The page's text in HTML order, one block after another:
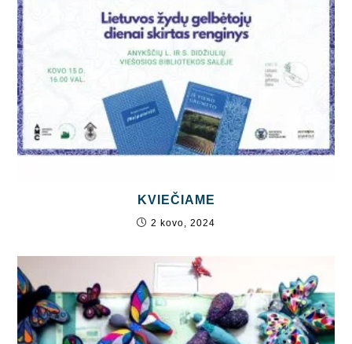
KVIEČIAME
2 kovo, 2024